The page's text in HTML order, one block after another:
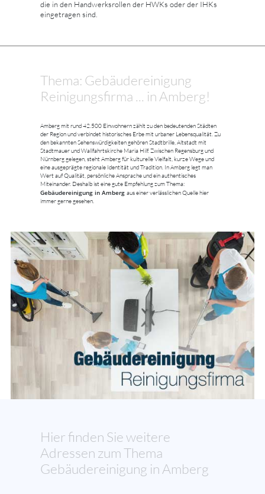
die in den Handwerksrollen der HWKs oder der IHKs
eingetragen sind.
Thema: Gebäudereinigung
Reinigungsfirma ... in Amberg!
Amberg mit rund 42.500 Einwohnern zählt zu den bedeutenden Städten
der Region und verbindet historisches Erbe mit urbaner Lebensqualität. Zu
den bekannten Sehenswürdigkeiten gehören Stadtbrille, Altstadt mit
Stadtmauer und Wallfahrtskirche Maria Hilf. Zwischen Regensburg und
Nürnberg gelegen, steht Amberg für kulturelle Vielfalt, kurze Wege und
eine ausgeprägte regionale Identität und Tradition. In Amberg legt man
Wert auf Qualität, persönliche Ansprache und ein authentisches
Miteinander. Deshalb ist eine gute Empfehlung zum Thema:
Gebäudereinigung in Amberg aus einer verlässlichen Quelle hier
immer gerne gesehen.
Hier finden Sie weitere
Adressen zum Thema
Gebäudereinigung in Amberg